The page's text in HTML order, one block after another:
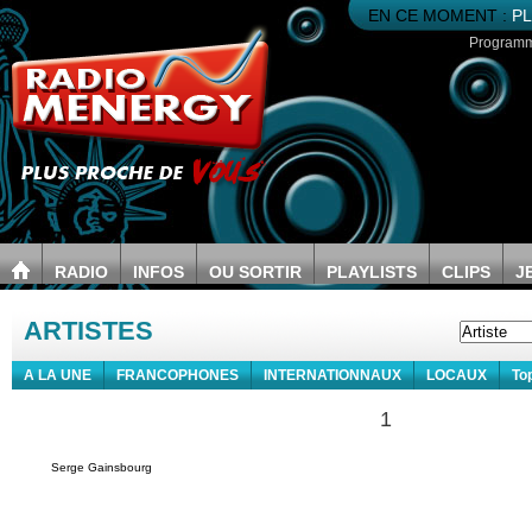
EN CE MOMENT :
RADIO INFOS OU SORTIR PLAYLISTS CLIPS
ARTISTES
A LA UNE FRANCOPHONES INTERNATIONNAUX LOCAUX
1
Serge Gainsbourg